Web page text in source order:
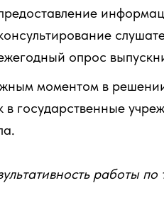
опрос
моментом в решении
в государственные
работы